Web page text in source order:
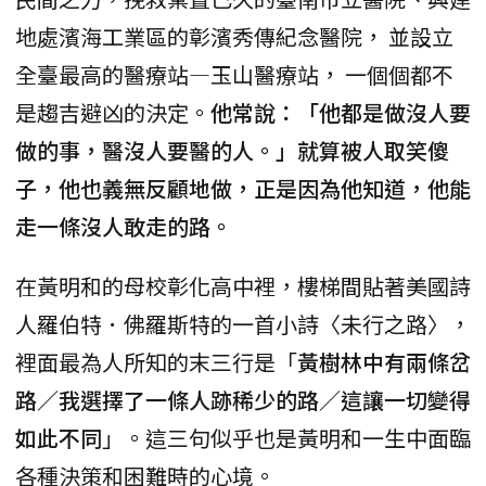
地處濱海工業區的彰濱秀傳紀念醫院， 並設立
全臺最高的醫療站—玉山醫療站， 一個個都不
是趨吉避凶的決定。 他常說：「他都是做沒人要
做的事，醫沒人要醫的人。」就算被人取笑傻
子，他也義無反顧地做，正是因為他知道，他能
走一條沒人敢走的路。
在黃明和的母校彰化高中裡，樓梯間貼著美國詩
人羅伯特．佛羅斯特的一首小詩〈未行之路〉，
裡面最為人所知的末三行是「黃樹林中有兩條岔
路／我選擇了一條人跡稀少的路／這讓一切變得
如此不同 」。這三句似乎也是黃明和一生中面臨
各種決策和困難時的心境。